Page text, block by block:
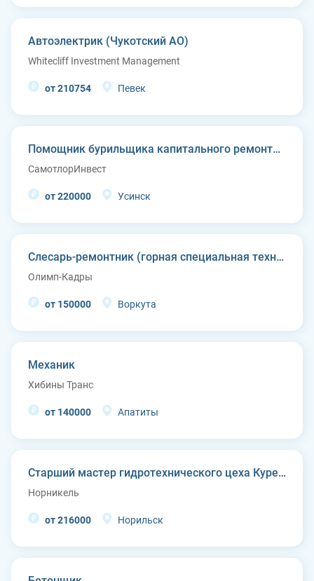
Автоэлектрик (Чукотский АО)
Whitecliff Investment Management
от 210754 Певек
Помощник бурильщика капитального ремонта скважин (КРС)
СамотлорИнвест
от 220000 Усинск
Слесарь-ремонтник (горная специальная техника)
Олимп-Кадры
от 150000 Воркута
Механик
Хибины Транс
от 140000 Апатиты
Старший мастер гидротехнического цеха Курейской ГЭС (п. Светлогорск)
Норникель
от 216000 Норильск